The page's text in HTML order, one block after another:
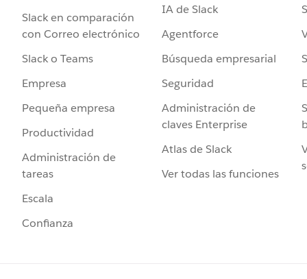
Slack en comparación
con Correo electrónico
Slack o Teams
Empresa
Pequeña empresa
Productividad
Administración de
tareas
Escala
Confianza
IA de Slack
Agentforce
Búsqueda empresarial
Seguridad
Administración de
claves Enterprise
Atlas de Slack
Ver todas las funciones